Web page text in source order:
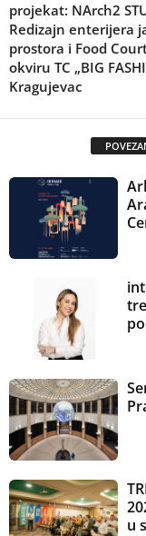
projekat: NArch2
Redizajn enterijera
prostora i Food
okviru TC „BIG
Kragujevac
u